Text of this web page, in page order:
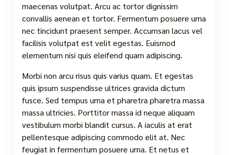
maecenas volutpat. Arcu ac tortor dignissim
convallis aenean et tortor. Fermentum posuere urna
nec tincidunt praesent semper. Accumsan lacus vel
facilisis volutpat est velit egestas. Euismod
elementum nisi quis eleifend quam adipiscing.
Morbi non arcu risus quis varius quam. Et egestas
quis ipsum suspendisse ultrices gravida dictum
fusce. Sed tempus urna et pharetra pharetra massa
massa ultricies. Porttitor massa id neque aliquam
vestibulum morbi blandit cursus. A iaculis at erat
pellentesque adipiscing commodo elit at. Nec
feugiat in fermentum posuere urna. Et netus et